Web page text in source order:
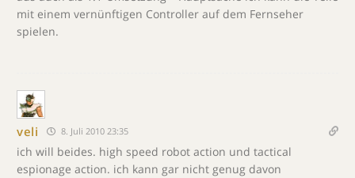
mit einem vernünftigen Controller auf dem Fernseher
spielen.
veli 8. Juli 2010 23:35
ich will beides. high speed robot action und tactical
espionage action. ich kann gar nicht genug davon